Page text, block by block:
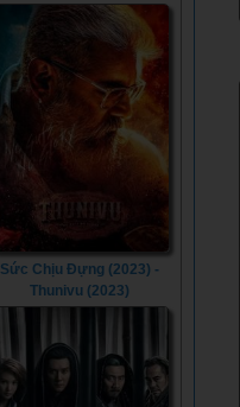
Sức Chịu Đựng (2023) -
Thunivu (2023)